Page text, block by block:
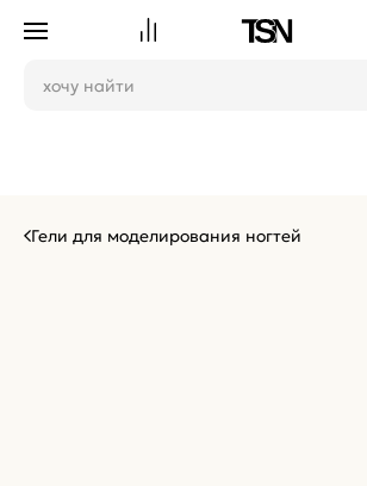
Гели для моделирования ногтей